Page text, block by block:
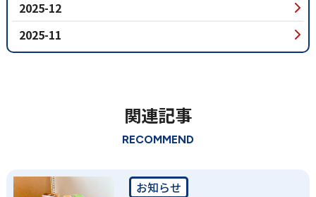
2025-12
2025-11
関連記事
RECOMMEND
お知らせ